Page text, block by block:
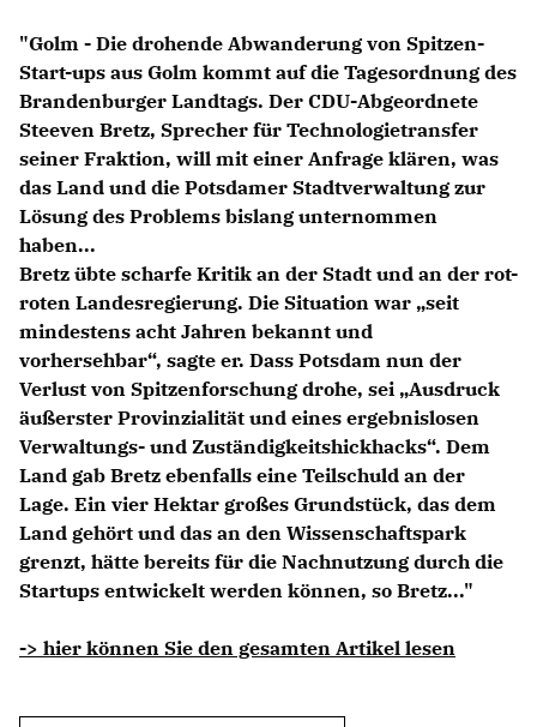
Kleine Anfragen
CDU Deutschland
CDU Fraktion im Brandenburger Landtag
CDU Brandenburg
CDU Potsdam
"Golm - Die drohende Abwanderung von Spitzen-
Start-ups aus Golm kommt auf die Tagesordnung des
Brandenburger Landtags. Der CDU-Abgeordnete
Steeven Bretz, Sprecher für Technologietransfer
seiner Fraktion, will mit einer Anfrage klären, was
das Land und die Potsdamer Stadtverwaltung zur
Lösung des Problems bislang unternommen
haben...
Bretz übte scharfe Kritik an der Stadt und an der rot-
roten Landesregierung. Die Situation war „seit
mindestens acht Jahren bekannt und
vorhersehbar“, sagte er. Dass Potsdam nun der
Verlust von Spitzenforschung drohe, sei „Ausdruck
äußerster Provinzialität und eines ergebnislosen
Verwaltungs- und Zuständigkeitshickhacks“. Dem
Land gab Bretz ebenfalls eine Teilschuld an der
Lage. Ein vier Hektar großes Grundstück, das dem
Land gehört und das an den Wissenschaftspark
grenzt, hätte bereits für die Nachnutzung durch die
Startups entwickelt werden können, so Bretz..."
-> hier können Sie den gesamten Artikel lesen